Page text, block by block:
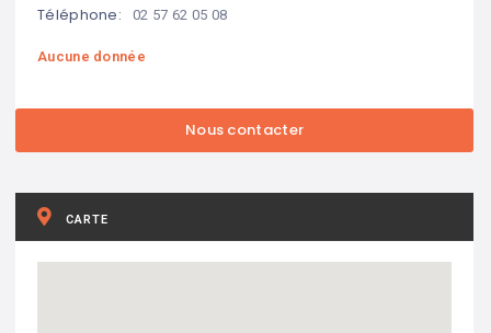
Téléphone: 02 57 62 05 08
Aucune donnée
CARTE